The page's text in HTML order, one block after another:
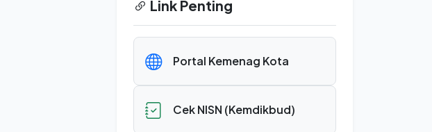
Link Penting
Portal Kemenag Kota
Cek NISN (Kemdikbud)